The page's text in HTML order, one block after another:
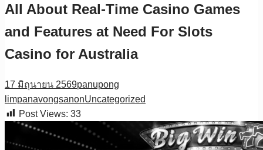
All About Real-Time Casino Games
and Features at Need For Slots
Casino for Australia
17 มิถุนายน 2569panupong
limpanavongsanonUncategorized
Post Views: 33